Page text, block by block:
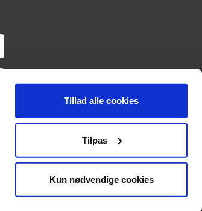
Tillad alle cookies
Tilpas
Kun nødvendige cookies